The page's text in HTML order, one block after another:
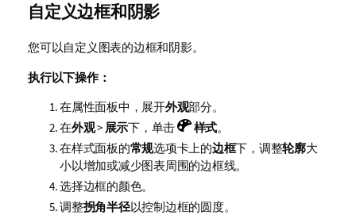
自定义边框和阴影
您可以自定义图表的边框和阴影。
执行以下操作：
在属性面板中，展开外观部分。
在外观> 展示下，单击 样式。
在样式面板的常规选项卡上的边框下，调整轮廓大
小以增加或减少图表周围的边框线。
选择边框的颜色。
调整拐角半径以控制边框的圆度。